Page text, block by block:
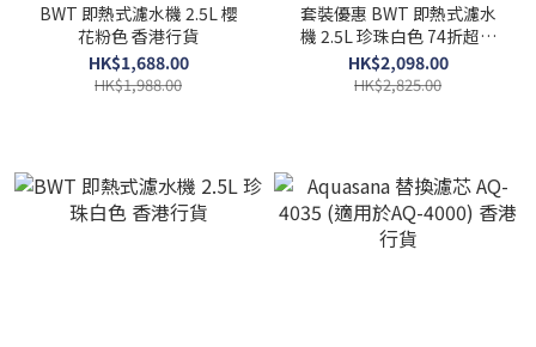
BWT 即熱式濾水機 2.5L 櫻
花粉色 香港行貨
HK$1,688.00
HK$1,988.00
套裝優惠 BWT 即熱式濾水
機 2.5L 珍珠白色 74折超值
入手
HK$2,098.00
HK$2,825.00